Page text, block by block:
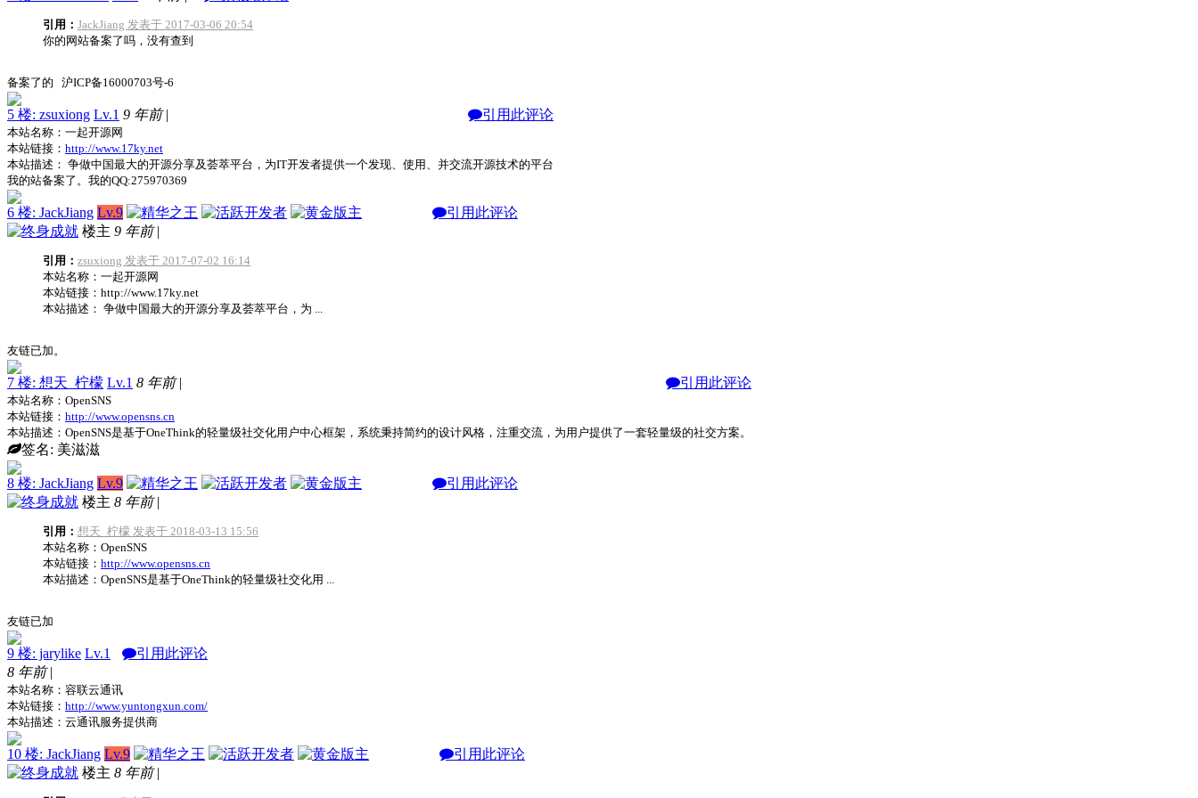
引用： JackJiang 发表于 2017-03-06 20:54
你的网站备案了吗，没有查到
备案了的 沪ICP备16000703号-6
引用此评论
5 楼: zsuxiong Lv.1 9 年前 |
本站名称：一起开源网
本站链接： http://www.17ky.net
本站描述： 争做中国最大的开源分享及荟萃平台，为IT开发者提供一个发现、使用、并交流开源技术的平台
我的站备案了。我的QQ:275970369
引用此评论
6 楼: JackJiang Lv.9
楼主 9 年前 |
引用： zsuxiong 发表于 2017-07-02 16:14
本站名称：一起开源网
本站链接：http://www.17ky.net
本站描述： 争做中国最大的开源分享及荟萃平台，为 ...
友链已加。
引用此评论
7 楼: 想天_柠檬 Lv.1 8 年前 |
本站名称：OpenSNS
本站链接： http://www.opensns.cn
本站描述：OpenSNS是基于OneThink的轻量级社交化用户中心框架，系统秉持简约的设计风格，注重交流，为用户提供了一套轻量级的社交方案。
签名: 美滋滋
引用此评论
8 楼: JackJiang Lv.9
楼主 8 年前 |
引用： 想天_柠檬 发表于 2018-03-13 15:56
本站名称：OpenSNS
本站链接： http://www.opensns.cn
本站描述：OpenSNS是基于OneThink的轻量级社交化用 ...
友链已加
引用此评论
9 楼: jarylike Lv.1
8 年前 |
本站名称：容联云通讯
本站链接： http://www.yuntongxun.com/
本站描述：云通讯服务提供商
引用此评论
10 楼: JackJiang Lv.9
楼主 8 年前 |